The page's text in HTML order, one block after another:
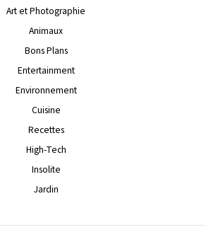
Art et Photographie
Animaux
Bons Plans
Entertainment
Environnement
Cuisine
Recettes
High-Tech
Insolite
Jardin